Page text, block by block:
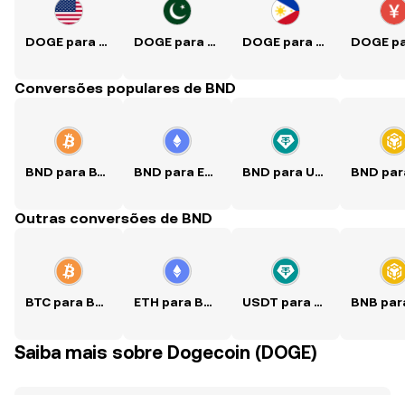
DOGE para USD DOGE para PKR DOGE para PHP
Conversões populares de BND
BND para BTC BND para ETH BND para USDT
Outras conversões de BND
BTC para BND ETH para BND USDT para BND
Saiba mais sobre Dogecoin (DOGE)